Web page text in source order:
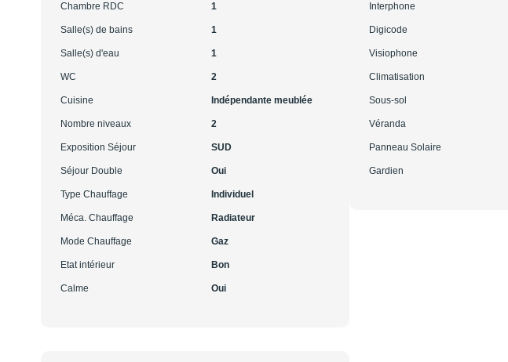
Chambre RDC 1
Salle(s) de bains 1
Salle(s) d'eau 1
WC 2
Cuisine Indépendante meublée
Nombre niveaux 2
Exposition Séjour SUD
Séjour Double Oui
Type Chauffage Individuel
Méca. Chauffage Radiateur
Mode Chauffage Gaz
Etat intérieur Bon
Calme Oui
Interphone
Digicode
Visiophone
Climatisation
Sous-sol
Véranda
Panneau Solaire
Gardien